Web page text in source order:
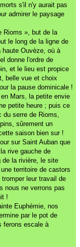
s'il n'y aurait pas
admirer le paysage
Rioms », but de la
le long de la ligne de
Ouvèze, où à
donne l'ordre de
et le lieu est propice
belle vue et choix
la pause dominicale !
Mars, la petite envie
petite heure ; puis ce
serre de Rioms,
sûrement un
saison bien sur !
sur Saint Auban que
rive gauche de
de la rivière, le site
territoire de castors
leur travail de
nous ne verrons pas
!
Euphémie, nos
par le pot de
ferons escale à